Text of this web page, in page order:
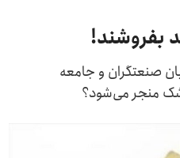
بفروشند!
را در میان صنعتگران و جامعه
منجر می‌شود؟